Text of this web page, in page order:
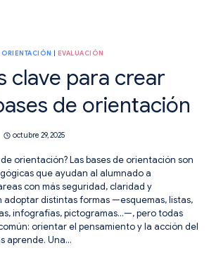
ORIENTACIÓN | EVALUACIÓN
clave para crear
de orientación
octubre 29, 2025
de orientación? Las bases de orientación son
que ayudan al alumnado a
con más seguridad, claridad y
adoptar distintas formas —esquemas, listas,
infografías, pictogramas…—, pero todas
orientar el pensamiento y la acción del
aprende. Una…